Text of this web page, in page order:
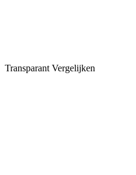
Transparant Vergelijken